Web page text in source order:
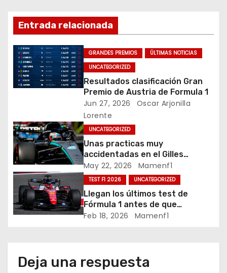
g
a
c
i
n
d
e
e
n
r
Entrada relacionada
GRANDES PREMIOS
ÚLTIMAS NOTICIAS
UNCATEGORIZED
Resultados clasificación Gran
Premio de Austria de Formula 1
Jun 27, 2026
Oscar Arjonilla
Lorente
UNCATEGORIZED
Unas practicas muy
accidentadas en el Gilles
Villeneuve deja a Fernando en
buena posición, ¿será real?… /
Crónica libes 1 GP Canadá
May 22, 2026 Mamenf1
TEST F1 2026 UNCATEGORIZED
Llegan los últimos test de
Fórmula 1 antes de que
comience la nueva temporada
Feb 18, 2026 Mamenf1
Deja una respuesta